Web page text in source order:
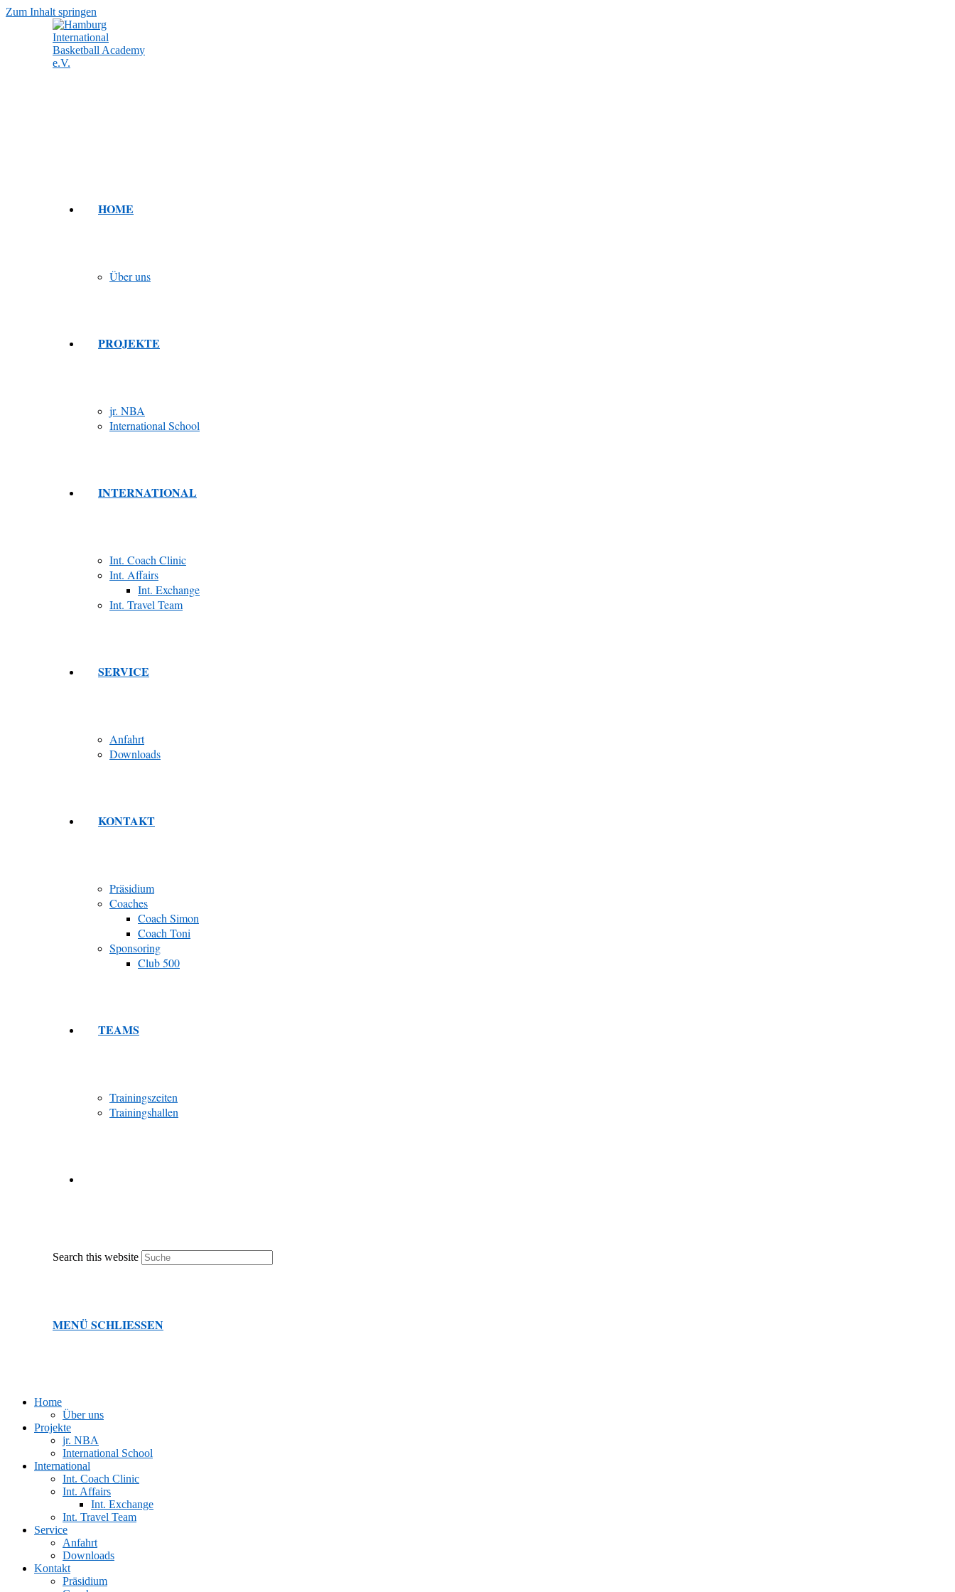
Zum Inhalt springen
HOME
Über uns
PROJEKTE
jr. NBA
International School
INTERNATIONAL
Int. Coach Clinic
Int. Affairs
Int. Exchange
Int. Travel Team
SERVICE
Anfahrt
Downloads
KONTAKT
Präsidium
Coaches
Coach Simon
Coach Toni
Sponsoring
Club 500
TEAMS
Trainingszeiten
Trainingshallen
Search this website
MENÜSCHLIESSEN
Home
Über uns
Projekte
jr. NBA
International School
International
Int. Coach Clinic
Int. Affairs
Int. Exchange
Int. Travel Team
Service
Anfahrt
Downloads
Kontakt
Präsidium